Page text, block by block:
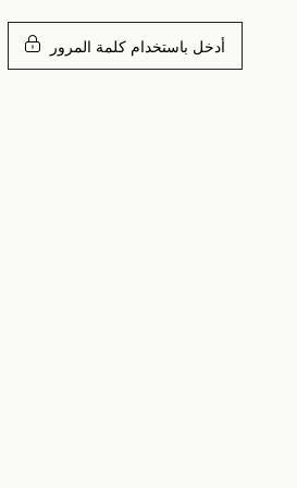
أدخل باستخدام كلمة المرور